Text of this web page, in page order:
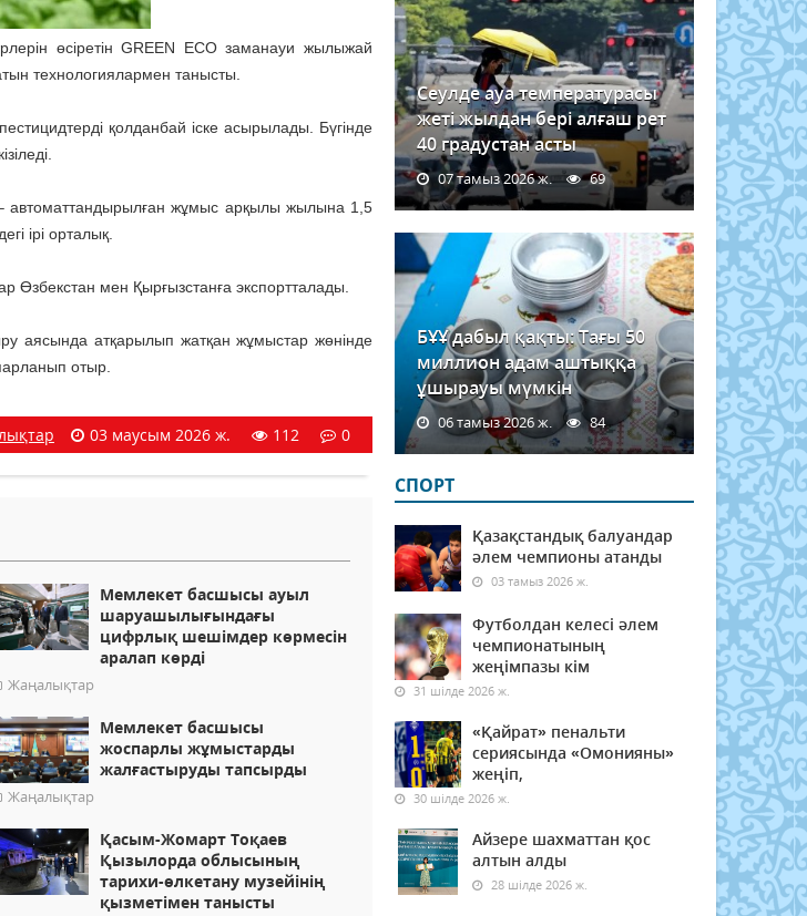
өсіретін GREEN ЕСО заманауи жылыжай
технологиялармен танысты.
қолданбай іске асырылады. Бүгінде
автоматтандырылған жұмыс арқылы жылына 1,5
ірі орталық.
мен Қырғызстанға экспортталады.
аясында атқарылып жатқан жұмыстар жөнінде
отыр.
03 маусым 2026 ж. 112 0
Мемлекет басшысы ауыл
шаруашылығындағы
цифрлық шешімдер көрмесін
аралап көрді
Жаңалықтар
Мемлекет басшысы
жоспарлы жұмыстарды
жалғастыруды тапсырды
Жаңалықтар
Қасым-Жомарт Тоқаев
Қызылорда облысының
тарихи-өлкетану музейінің
қызметімен танысты
Сеулде ауа температурасы
жеті жылдан бері алғаш рет
40 градустан асты
07 тамыз 2026 ж. 69
БҰҰ дабыл қақты: Тағы 50
миллион адам аштыққа
ұшырауы мүмкін
06 тамыз 2026 ж. 84
СПОРТ
Қазақстандық балуандар
әлем чемпионы атанды
03 тамыз 2026 ж.
Футболдан келесі әлем
чемпионатының
жеңімпазы кім
31 шілде 2026 ж.
«Қайрат» пенальти
сериясында «Омонияны»
жеңіп,
30 шілде 2026 ж.
Айзере шахматтан қос
алтын алды
28 шілде 2026 ж.